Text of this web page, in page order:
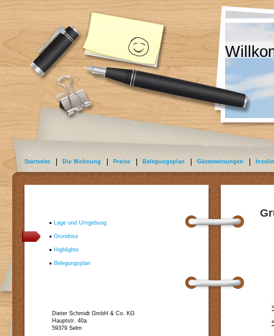
Startseite Die Wohnung Preise Belegungsplan Gästemeinungen
Lage und Umgebung
Grundriss
Highlights
Belegungsplan
Dieter Schmidt GmbH & Co. KG
Hauptstr. 40a
59379 Selm